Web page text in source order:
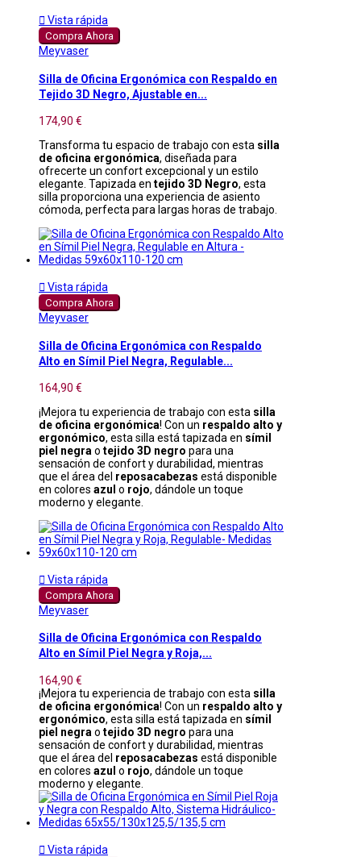
 Vista rápida
Compra Ahora
Meyvaser
Silla de Oficina Ergonómica con Respaldo en
Tejido 3D Negro, Ajustable en...
174,90 €
Transforma tu espacio de trabajo con esta silla
de oficina ergonómica, diseñada para
ofrecerte un confort excepcional y un estilo
elegante. Tapizada en tejido 3D Negro, esta
silla proporciona una experiencia de asiento
cómoda, perfecta para largas horas de trabajo.
 Vista rápida
Compra Ahora
Meyvaser
Silla de Oficina Ergonómica con Respaldo
Alto en Símil Piel Negra, Regulable...
164,90 €
¡Mejora tu experiencia de trabajo con esta silla
de oficina ergonómica! Con un respaldo alto y
ergonómico, esta silla está tapizada en símil
piel negra o tejido 3D negro para una
sensación de confort y durabilidad, mientras
que el área del reposacabezas está disponible
en colores azul o rojo, dándole un toque
moderno y elegante.
 Vista rápida
Compra Ahora
Meyvaser
Silla de Oficina Ergonómica con Respaldo
Alto en Símil Piel Negra y Roja,...
164,90 €
¡Mejora tu experiencia de trabajo con esta silla
de oficina ergonómica! Con un respaldo alto y
ergonómico, esta silla está tapizada en símil
piel negra o tejido 3D negro para una
sensación de confort y durabilidad, mientras
que el área del reposacabezas está disponible
en colores azul o rojo, dándole un toque
moderno y elegante.
 Vista rápida